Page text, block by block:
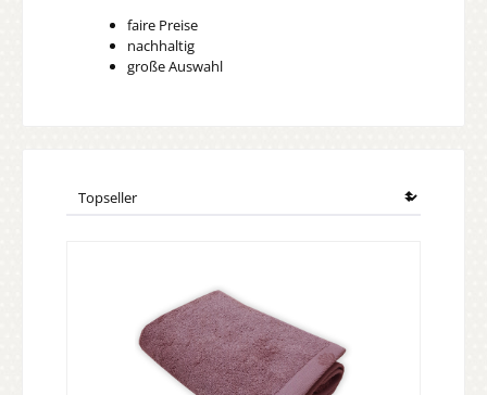
faire Preise
nachhaltig
große Auswahl